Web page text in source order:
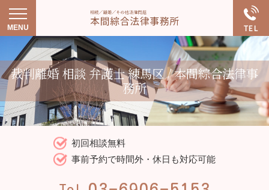
裁判離婚 相談 弁護士 練馬区 / 本間綜合法律事
務所
初回相談無料
事前予約で時間外・休日も対応可能